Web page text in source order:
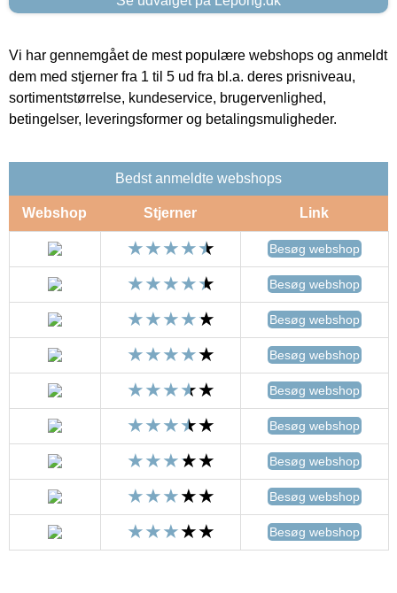
Vi har gennemgået de mest populære webshops og anmeldt
dem med stjerner fra 1 til 5 ud fra bl.a. deres prisniveau,
sortimentstørrelse, kundeservice, brugervenlighed,
betingelser, leveringsformer og betalingsmuligheder.
Bedst anmeldte webshops
Webshop Stjerner Link
Besøg webshop
Besøg webshop
Besøg webshop
Besøg webshop
Besøg webshop
Besøg webshop
Besøg webshop
Besøg webshop
Besøg webshop